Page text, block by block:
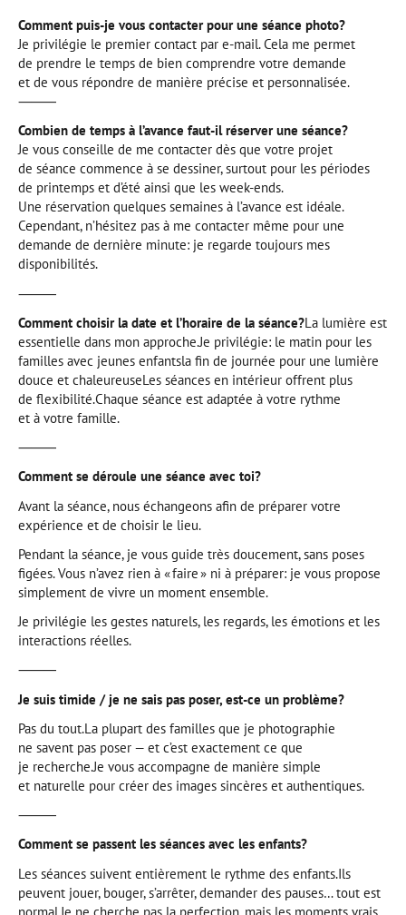
Comment puis-je vous contacter pour une séance photo?
Je privilégie le premier contact par e-mail. Cela me permet
de prendre le temps de bien comprendre votre demande
et de vous répondre de manière précise et personnalisée.
⸻
Combien de temps à l’avance faut-il réserver une séance?
Je vous conseille de me contacter dès que votre projet
de séance commence à se dessiner, surtout pour les périodes
de printemps et d’été ainsi que les week-ends.
Une réservation quelques semaines à l’avance est idéale.
Cependant, n’hésitez pas à me contacter même pour une
demande de dernière minute: je regarde toujours mes
disponibilités.
⸻
Comment choisir la date et l’horaire de la séance?La lumière est
essentielle dans mon approche.Je privilégie: le matin pour les
familles avec jeunes enfantsla fin de journée pour une lumière
douce et chaleureuseLes séances en intérieur offrent plus
de flexibilité.Chaque séance est adaptée à votre rythme
et à votre famille.
⸻
Comment se déroule une séance avec toi?
Avant la séance, nous échangeons afin de préparer votre
expérience et de choisir le lieu.
Pendant la séance, je vous guide très doucement, sans poses
figées. Vous n’avez rien à « faire » ni à préparer: je vous propose
simplement de vivre un moment ensemble.
Je privilégie les gestes naturels, les regards, les émotions et les
interactions réelles.
⸻
Je suis timide / je ne sais pas poser, est-ce un problème?
Pas du tout.La plupart des familles que je photographie
ne savent pas poser — et c’est exactement ce que
je recherche.Je vous accompagne de manière simple
et naturelle pour créer des images sincères et authentiques.
⸻
Comment se passent les séances avec les enfants?
Les séances suivent entièrement le rythme des enfants.Ils
peuvent jouer, bouger, s’arrêter, demander des pauses… tout est
normal.Je ne cherche pas la perfection, mais les moments vrais